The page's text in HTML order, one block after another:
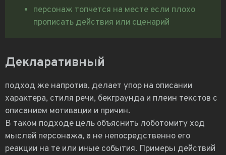
персонаж топчется на месте если плохо
прописать действия или сценарий
Декларативный
подход же напротив, делает упор на описании
характера, стиля речи, бекграунда и плеин текстов с
описанием мотивации и причин.
В таком подходе цель объяснить лоботомиту ход
мыслей персонажа, а не непосредственно его
реакции на те или иные события. Примеры действий